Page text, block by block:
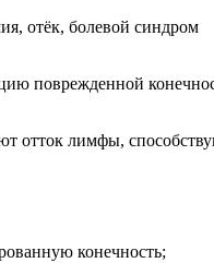
отёк, болевой синдром
поврежденной
отток лимфы,
конечность;